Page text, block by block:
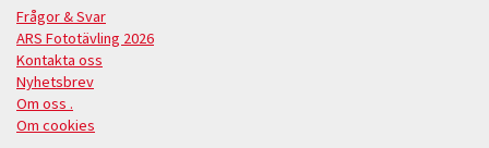
Frågor & Svar
ARS Fototävling 2026
Kontakta oss
Nyhetsbrev
Om oss .
Om cookies